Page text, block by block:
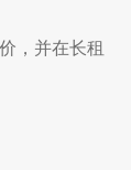
，并在长租